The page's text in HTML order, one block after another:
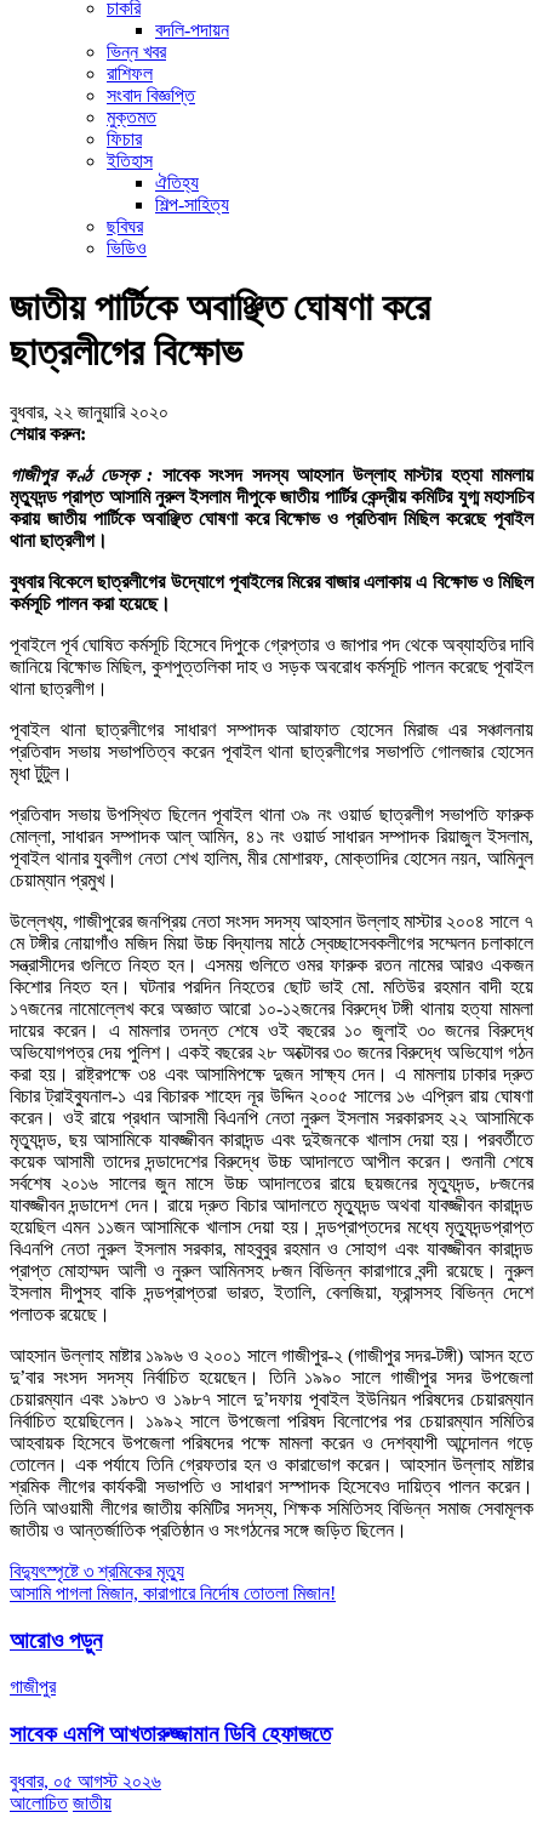
চাকরি
বদলি-পদায়ন
ভিন্ন খবর
রাশিফল
সংবাদ বিজ্ঞপ্তি
মুক্তমত
ফিচার
ইতিহাস
ঐতিহ্য
শিল্প-সাহিত্য
ছবিঘর
ভিডিও
জাতীয় পার্টিকে অবাঞ্ছিত ঘোষণা করে
ছাত্রলীগের বিক্ষোভ
বুধবার, ২২ জানুয়ারি ২০২০
শেয়ার করুন:
গাজীপুর কণ্ঠ ডেস্ক : সাবেক সংসদ সদস্য আহসান উল্লাহ মাস্টার হত্যা মামলায়
মৃত্যুদন্ড প্রাপ্ত আসামি নুরুল ইসলাম দীপুকে জাতীয় পার্টির কেন্দ্রীয় কমিটির যুগ্ম মহাসচিব
করায় জাতীয় পার্টিকে অবাঞ্ছিত ঘোষণা করে বিক্ষোভ ও প্রতিবাদ মিছিল করেছে পূবাইল
থানা ছাত্রলীগ।
বুধবার বিকেলে ছাত্রলীগের উদ্যোগে পূবাইলের মিরের বাজার এলাকায় এ বিক্ষোভ ও মিছিল
কর্মসূচি পালন করা হয়েছে।
পূবাইলে পূর্ব ঘোষিত কর্মসূচি হিসেবে দিপুকে গ্রেপ্তার ও জাপার পদ থেকে অব্যাহতির দাবি
জানিয়ে বিক্ষোভ মিছিল, কুশপুত্তলিকা দাহ ও সড়ক অবরোধ কর্মসূচি পালন করেছে পূবাইল
থানা ছাত্রলীগ।
পূবাইল থানা ছাত্রলীগের সাধারণ সম্পাদক আরাফাত হোসেন মিরাজ এর সঞ্চালনায়
প্রতিবাদ সভায় সভাপতিত্ব করেন পূবাইল থানা ছাত্রলীগের সভাপতি গোলজার হোসেন
মৃধা টুটুল।
প্রতিবাদ সভায় উপস্থিত ছিলেন পূবাইল থানা ৩৯ নং ওয়ার্ড ছাত্রলীগ সভাপতি ফারুক
মোল্লা, সাধারন সম্পাদক আল্ আমিন, ৪১ নং ওয়ার্ড সাধারন সম্পাদক রিয়াজুল ইসলাম,
পূবাইল থানার যুবলীগ নেতা শেখ হালিম, মীর মোশারফ, মোক্তাদির হোসেন নয়ন, আমিনুল
চেয়াম্যান প্রমুখ।
উল্লেখ্য, গাজীপুরের জনপ্রিয় নেতা সংসদ সদস্য আহসান উল্লাহ মাস্টার ২০০৪ সালে ৭
মে টঙ্গীর নোয়াগাঁও মজিদ মিয়া উচ্চ বিদ্যালয় মাঠে স্বেচ্ছাসেবকলীগের সম্মেলন চলাকালে
সন্ত্রাসীদের গুলিতে নিহত হন। এসময় গুলিতে ওমর ফারুক রতন নামের আরও একজন
কিশোর নিহত হন। ঘটনার পরদিন নিহতের ছোট ভাই মো. মতিউর রহমান বাদী হয়ে
১৭জনের নামোল্লেখ করে অজ্ঞাত আরো ১০-১২জনের বিরুদ্ধে টঙ্গী থানায় হত্যা মামলা
দায়ের করেন। এ মামলার তদন্ত শেষে ওই বছরের ১০ জুলাই ৩০ জনের বিরুদ্ধে
অভিযোগপত্র দেয় পুলিশ। একই বছরের ২৮ অক্টোবর ৩০ জনের বিরুদ্ধে অভিযোগ গঠন
করা হয়। রাষ্ট্রপক্ষে ৩৪ এবং আসামিপক্ষে দুজন সাক্ষ্য দেন। এ মামলায় ঢাকার দ্রুত
বিচার ট্রাইব্যুনাল-১ এর বিচারক শাহেদ নূর উদ্দিন ২০০৫ সালের ১৬ এপ্রিল রায় ঘোষণা
করেন। ওই রায়ে প্রধান আসামী বিএনপি নেতা নুরুল ইসলাম সরকারসহ ২২ আসামিকে
মৃত্যুদন্ড, ছয় আসামিকে যাবজ্জীবন কারাদন্ড এবং দুইজনকে খালাস দেয়া হয়। পরবর্তীতে
কয়েক আসামী তাদের দন্ডাদেশের বিরুদ্ধে উচ্চ আদালতে আপীল করেন। শুনানী শেষে
সর্বশেষ ২০১৬ সালের জুন মাসে উচ্চ আদালতের রায়ে ছয়জনের মৃত্যুদন্ড, ৮জনের
যাবজ্জীবন দন্ডাদেশ দেন। রায়ে দ্রুত বিচার আদালতে মৃত্যুদন্ড অথবা যাবজ্জীবন কারাদন্ড
হয়েছিল এমন ১১জন আসামিকে খালাস দেয়া হয়। দন্ডপ্রাপ্তদের মধ্যে মৃত্যুদন্ডপ্রাপ্ত
বিএনপি নেতা নুরুল ইসলাম সরকার, মাহবুবুর রহমান ও সোহাগ এবং যাবজ্জীবন কারাদন্ড
প্রাপ্ত মোহাম্মদ আলী ও নুরুল আমিনসহ ৮জন বিভিন্ন কারাগারে বন্দী রয়েছে। নুরুল
ইসলাম দীপুসহ বাকি দন্ডপ্রাপ্তরা ভারত, ইতালি, বেলজিয়া, ফ্রান্সসহ বিভিন্ন দেশে
পলাতক রয়েছে।
আহসান উল্লাহ মাষ্টার ১৯৯৬ ও ২০০১ সালে গাজীপুর-২ (গাজীপুর সদর-টঙ্গী) আসন হতে
দু’বার সংসদ সদস্য নির্বাচিত হয়েছেন। তিনি ১৯৯০ সালে গাজীপুর সদর উপজেলা
চেয়ারম্যান এবং ১৯৮৩ ও ১৯৮৭ সালে দু’দফায় পূবাইল ইউনিয়ন পরিষদের চেয়ারম্যান
নির্বাচিত হয়েছিলেন। ১৯৯২ সালে উপজেলা পরিষদ বিলোপের পর চেয়ারম্যান সমিতির
আহবায়ক হিসেবে উপজেলা পরিষদের পক্ষে মামলা করেন ও দেশব্যাপী আন্দোলন গড়ে
তোলেন। এক পর্যাযে তিনি গ্রেফতার হন ও কারাভোগ করেন। আহসান উল্লাহ মাষ্টার
শ্রমিক লীগের কার্যকরী সভাপতি ও সাধারণ সস্পাদক হিসেবেও দায়িত্ব পালন করেন।
তিনি আওয়ামী লীগের জাতীয় কমিটির সদস্য, শিক্ষক সমিতিসহ বিভিন্ন সমাজ সেবামূলক
জাতীয় ও আন্তর্জাতিক প্রতিষ্ঠান ও সংগঠনের সঙ্গে জড়িত ছিলেন।
Post
navigation
বিদ্যুৎস্পৃষ্টে ৩ শ্রমিকের মৃত্যু
আসামি পাগলা মিজান, কারাগারে নির্দোষ তোতলা মিজান!
আরোও পড়ুন
গাজীপুর
সাবেক এমপি আখতারুজ্জামান ডিবি হেফাজতে
বুধবার, ০৫ আগস্ট ২০২৬
আলোচিত জাতীয়